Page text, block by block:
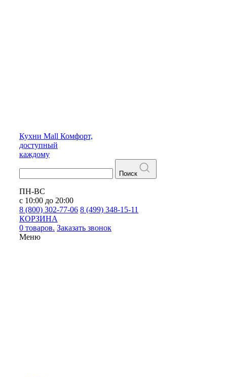
Кухни Mall Комфорт,
доступный
каждому
Поиск
ПН-ВС
с 10:00 до 20:00
8 (800) 302-77-06 8 (499) 348-15-11
КОРЗИНА
0 товаров. Заказать звонок
Меню